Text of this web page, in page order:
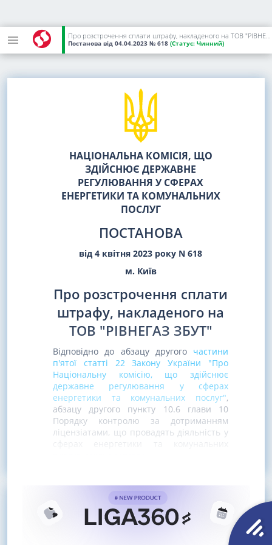
Про розстрочення сплати штрафу, накладеного на ТОВ "РІВНЕГАЗ ЗБУТ"
Постанова від 04.04.2023 № 618 (Статус: Чинний)
НАЦІОНАЛЬНА КОМІСІЯ, ЩО
ЗДІЙСНЮЄ ДЕРЖАВНЕ
РЕГУЛЮВАННЯ У СФЕРАХ
ЕНЕРГЕТИКИ ТА КОМУНАЛЬНИХ
ПОСЛУГ
ПОСТАНОВА
від 4 квітня 2023 року N 618
м. Київ
Про розстрочення сплати
штрафу, накладеного на
ТОВ "РІВНЕГАЗ ЗБУТ"
Відповідно до абзацу другого частини
п'ятої статті 22 Закону України "Про
Національну комісію, що здійснює
державне регулювання у сферах
енергетики та комунальних послуг",
абзацу другого пункту 10.6 глави 10
Порядку контролю за дотриманням
ліцензіатами, що провадять діяльність у